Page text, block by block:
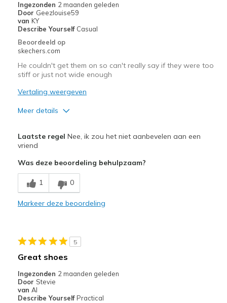
Width
Sizing
Feels true to size
View On Shoes
Ingezonden 2 maanden geleden
Door Geezlouise59
van KY
Describe Yourself Casual
Beoordeeld op
skechers.com
He couldn't get them on so can't really say if they were too
stiff or just not wide enough
Vertaling weergeven
Meer details
Attractive Design
Minpunten
Need Break In
Width
Feels too narrow
Laatste regel Nee, ik zou het niet aanbevelen aan een
vriend
Was deze beoordeling behulpzaam?
1 0
Markeer deze beoordeling
5
Great shoes
Ingezonden 2 maanden geleden
Door Stevie
van Al
Describe Yourself Practical